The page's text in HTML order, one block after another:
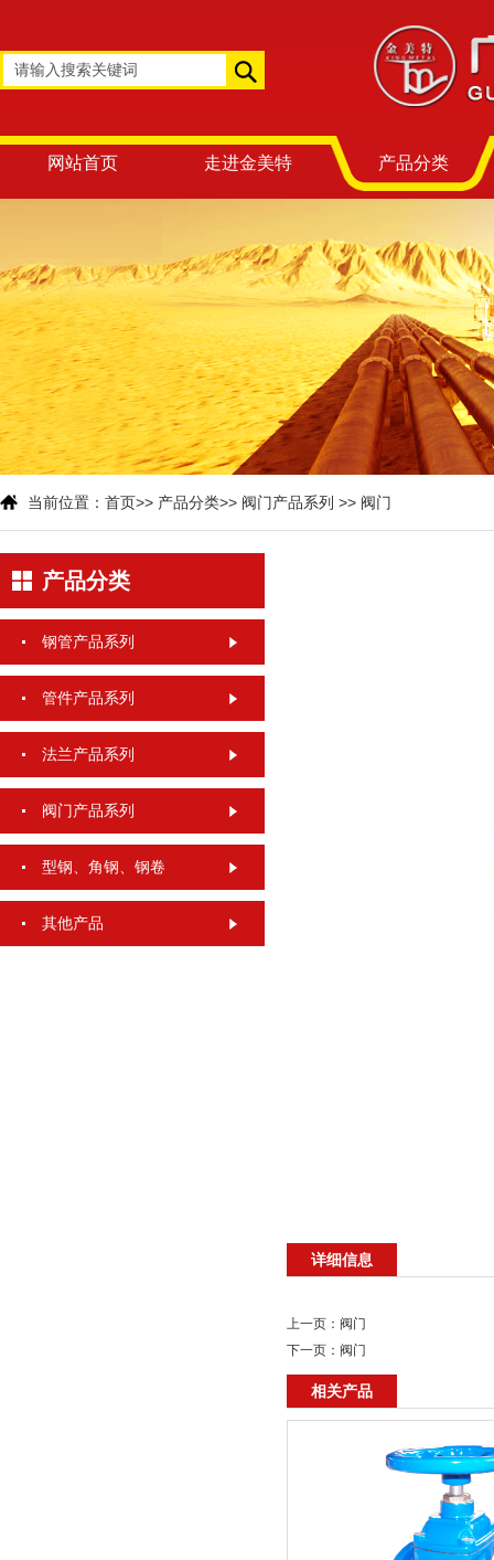
网站首页 走进金美特 产品分类
当前位置： 首页>> 产品分类>> 阀门产品系列 >> 阀门
产品分类
钢管产品系列
管件产品系列
法兰产品系列
阀门产品系列
型钢、角钢、钢卷
其他产品
详细信息
上一页： 阀门
下一页： 阀门
相关产品